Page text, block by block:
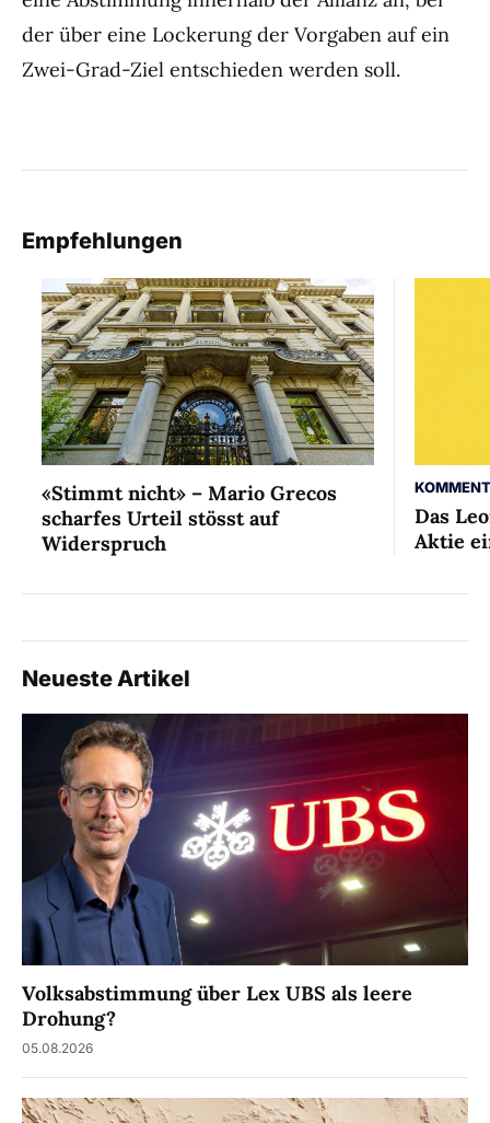
der über eine Lockerung der Vorgaben auf ein
Zwei-Grad-Ziel entschieden werden soll.
Empfehlungen
«Stimmt nicht» – Mario Grecos
scharfes Urteil stösst auf
Widerspruch
Das
Aktie
Neueste Artikel
Volksabstimmung über Lex UBS als leere
Drohung?
05.08.2026